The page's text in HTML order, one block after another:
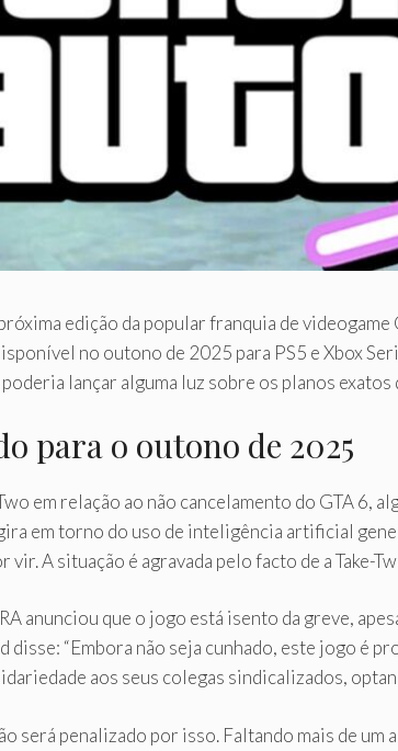
edição da popular franquia de
no outono de 2025 para PS5 e Xbox
lançar alguma luz sobre os planos
para o outono de 2025
em relação ao não cancelamento do GTA 6,
em torno do uso de inteligência artificial
A situação é agravada pelo facto de a Take-
anunciou que o jogo está isento da greve,
“Embora não seja cunhado, este jogo é
aos seus colegas sindicalizados,
será penalizado por isso. Faltando mais de um